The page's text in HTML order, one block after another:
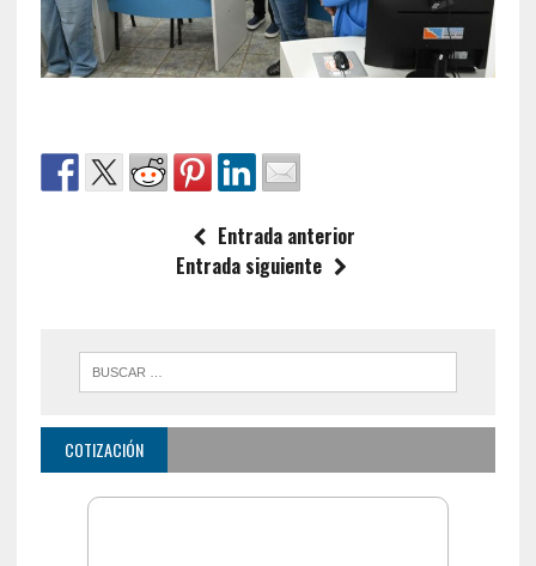
Entrada anterior
Entrada siguiente
COTIZACIÓN